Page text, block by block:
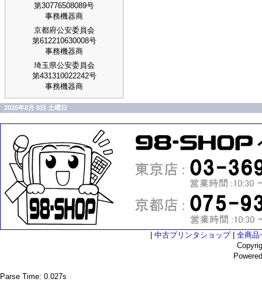
第30776508089号
事務機器商
京都府公安委員会
第612210630008号
事務機器商
埼玉県公安委員会
第431310022242号
事務機器商
2026年8月 8日 土曜日
中古プリンタショップ| 全商品
Parse Time: 0.027s